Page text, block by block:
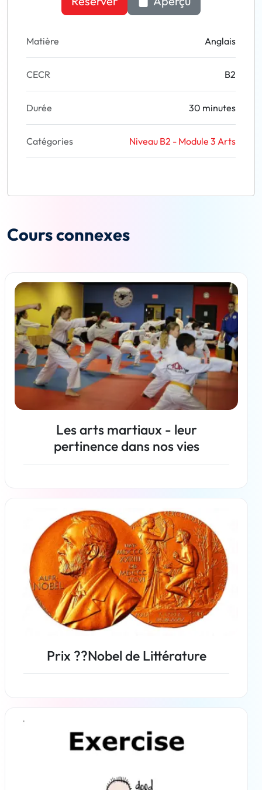
Matière Anglais
CECR B2
Durée 30 minutes
Catégories Niveau B2 - Module 3 Arts
Cours connexes
Les arts martiaux - leur
pertinence dans nos vies
Prix ??Nobel de Littérature